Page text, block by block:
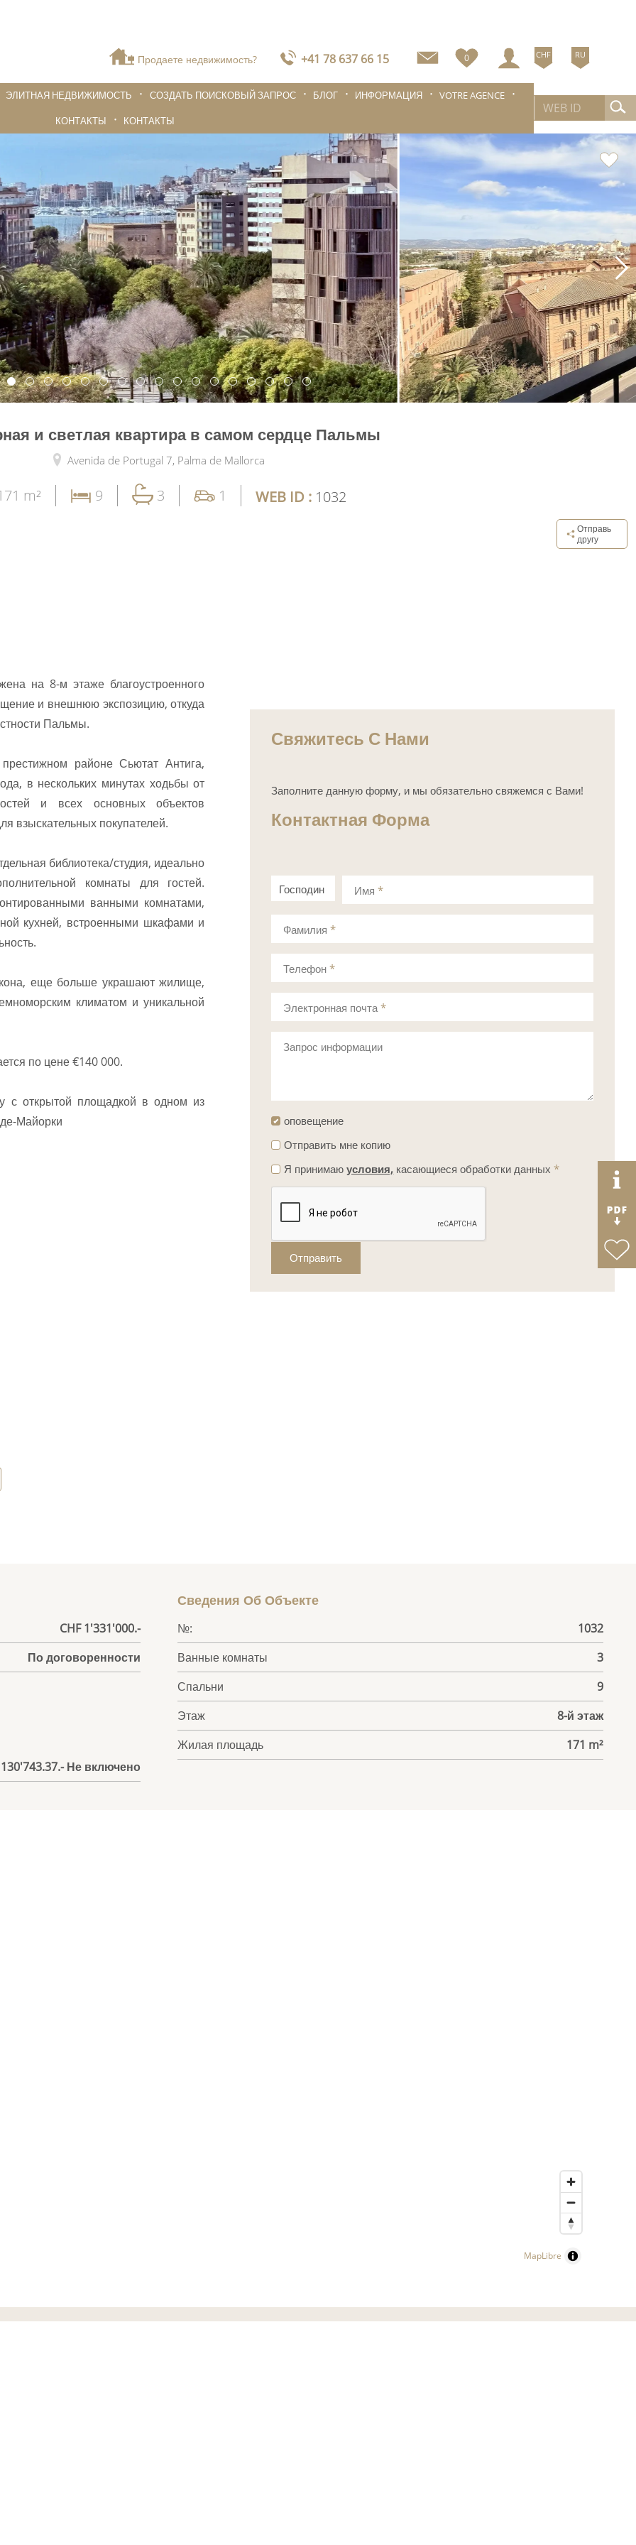
Продаете недвижимость? +41 78 637 66 15 0 CHF RU
ЭЛИТНАЯ НЕДВИЖИМОСТЬ СОЗДАТЬ ПОИСКОВЫЙ ЗАПРОС БЛОГ ИНФОРМАЦИЯ
VOTRE AGENCE
КОНТАКТЫ
КОНТАКТЫ
и светлая квартира в самом сердце Пальмы
Avenida de Portugal 7, Palma de Mallorca
m² 9 3 1 WEB ID : 1032
Отправь
другу
на 8-м этаже благоустроенного
и внешнюю экспозицию, откуда
Пальмы.
районе Сьютат Антига,
в нескольких минутах ходьбы от
и всех основных объектов
взыскательных покупателей.
библиотека/студия, идеально
комнаты для гостей.
ванными комнатами,
кухней, встроенными шкафами и
еще больше украшают жилище,
климатом и уникальной
по цене €140 000.
с открытой площадкой в одном из
Майорки
Свяжитесь С Нами
Заполните данную форму, и мы обязательно свяжемся с Вами!
Контактная Форма
Господин
Госпожа
Имя*
Телефон*
Запрос информации
Фамилия*
Электронная почта*
оповещение
Отправить мне копию
Я принимаюусловия, касающиеся обработки данных *
Отправить
CHF 1'331'000.-
По договоренности
Не включено
Сведения Об Объекте
№:
1032
Ванные комнаты
3
Спальни
9
Этаж
8-й этаж
Жилая площадь
171 m²
MapLibre